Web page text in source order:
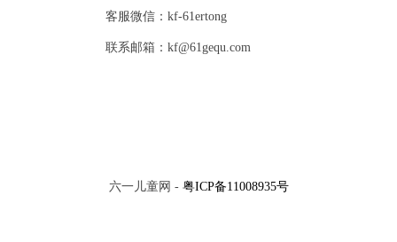
客服微信：kf-61ertong
联系邮箱：kf@61gequ.com
六一儿童网 - 粤ICP备11008935号